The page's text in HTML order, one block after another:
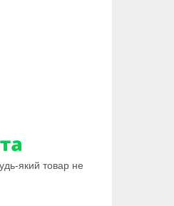
який товар не